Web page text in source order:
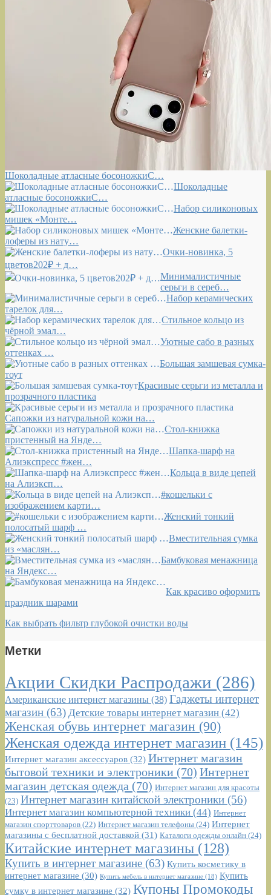
Шоколадные атласные босоножкиС…
Шоколадные
атласные босоножкиС…
Набор силиконовых
мишек «Монте…
Женские балетки-
лоферы из нату…
Очки-новинка, 5
цветов202₽ + д…
Минималистичные
серьги в сереб…
Набор керамических
тарелок для…
Стильное кольцо из
чёрной эмал…
Уютные сабо в разных
оттенках …
Большая замшевая сумка-
тоут
Красивые серьги из металла и
прозрачного пластика
Сапожки из натуральной кожи на…
Стол-книжка
пристенный на Янде…
Шапка-шарф на
Алиэкспресс #жен…
Кольца в виде цепей
на Алиэксп…
#кошельки с
изображением карти…
Женский тонкий
полосатый шарф …
Вместительная сумка
из «маслян…
Бамбуковая менажница
на Яндекс…
Как красиво оформить
праздник шарами
Как выбрать фильтр глубокой очистки воды
Метки
Акции Скидки Распродажи (286)
Американские интернет магазины (38) Гаджеты интернет
магазин (63) Детские товары интернет магазин (42)
Женская обувь интернет магазин (90)
Женская одежда интернет магазин (145)
Интернет магазин аксессуаров (32) Интернет магазин
бытовой техники и электроники (70) Интернет
магазин детская одежда (70) Интернет магазин для красоты
(23) Интернет магазин китайской электроники (56)
Интернет магазин компьютерной техники (44) Интернет
магазин спорттоваров (22) Интернет магазин телефоны (24) Интернет
магазины с бесплатной доставкой (31) Каталоги одежды онлайн (24)
Китайские интернет магазины (128)
Купить в интернет магазине (63) Купить косметику в
интернет магазине (30) Купить мебель в интернет магазине (18) Купить
сумку в интернет магазине (32) Купоны Промокоды